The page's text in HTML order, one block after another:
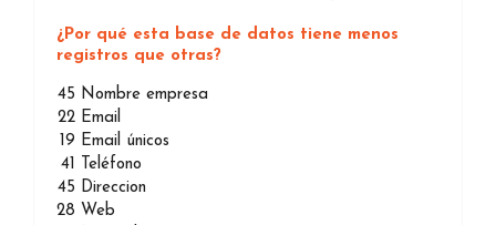
¿Por qué esta base de datos tiene menos
registros que otras?
45 Nombre empresa
22 Email
19 Email únicos
41 Teléfono
45 Direccion
28 Web